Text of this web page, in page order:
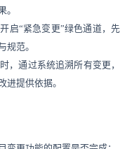
。
启“紧急变更”绿色通道，先
规范。
，通过系统追溯所有变更，
进提供依据。